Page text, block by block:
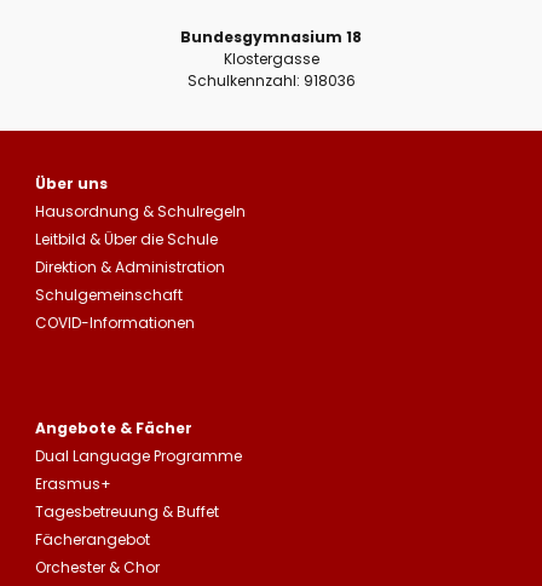
Bundesgymnasium 18
Klostergasse
Schulkennzahl: 918036
Über uns
Hausordnung &Schulregeln
Leitbild&Über die Schule
Direktion & Administration
Schulgemeinschaft
COVID-Informationen
Angebote & Fächer
Dual Language Programme
Erasmus+
Tagesbetreuung &Buffet
Fächerangebot
Orchester & Chor